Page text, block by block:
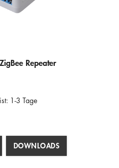
Repeater
1-3 Tage
DOWNLOADS